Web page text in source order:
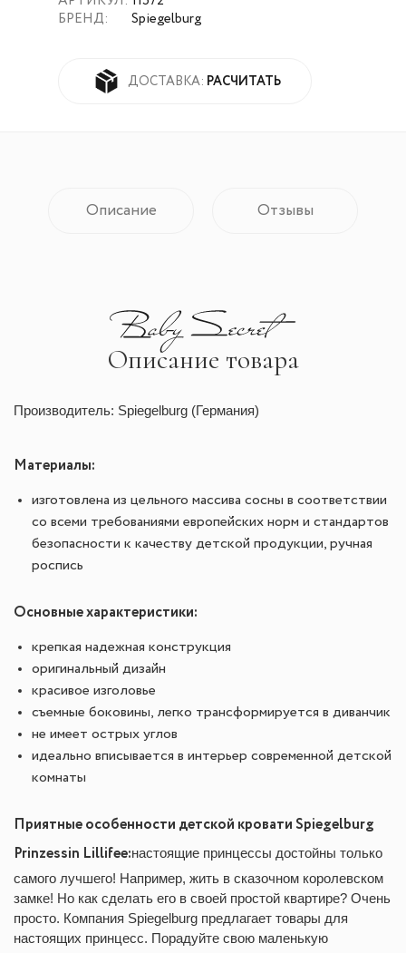
БРЕНД:
Spiegelburg
ДОСТАВКА: РАСЧИТАТЬ
Описание Отзывы
Описание товара
Производитель: Spiegelburg (Германия)
Материалы:
изготовлена из цельного массива сосны в соответствии
со всеми требованиями европейских норм и стандартов
безопасности к качеству детской продукции, ручная
роспись
Основные характеристики:
крепкая надежная конструкция
оригинальный дизайн
красивое изголовье
съемные боковины, легко трансформируется в диванчик
не имеет острых углов
идеально вписывается в интерьер современной детской
комнаты
Приятные особенности детской кровати Spiegelburg
Prinzessin Lillifee:настоящие принцессы достойны только
самого лучшего! Например, жить в сказочном королевском
замке! Но как сделать его в своей простой квартире? Очень
просто. Компания Spiegelburg предлагает товары для
настоящих принцесс. Порадуйте свою маленькую